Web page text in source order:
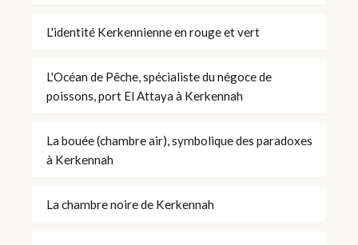
L'identité Kerkennienne en rouge et vert
L'Océan de Pêche, spécialiste du négoce de
poissons, port El Attaya à Kerkennah
La bouée (chambre air), symbolique des paradoxes
à Kerkennah
La chambre noire de Kerkennah